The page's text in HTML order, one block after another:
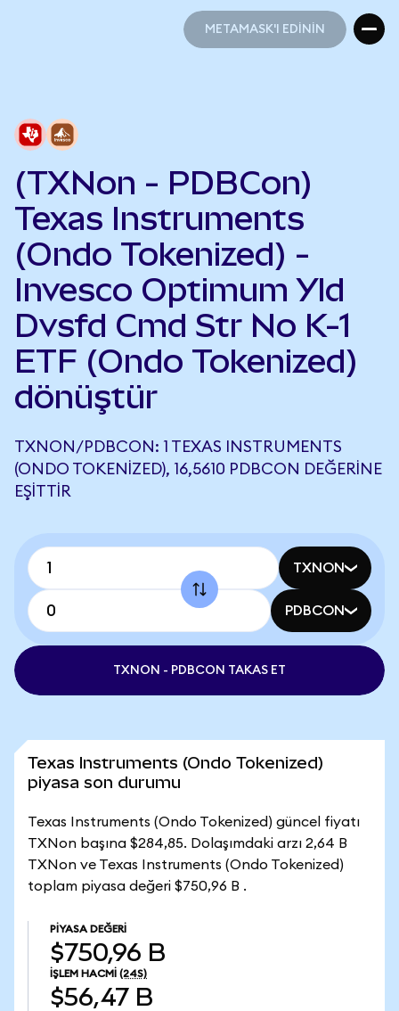
METAMASK'I EDİNİN
(TXNon - PDBCon)
Texas Instruments
(Ondo Tokenized) -
Invesco Optimum Yld
Dvsfd Cmd Str No K-1
ETF (Ondo Tokenized)
dönüştür
TXNON/PDBCON: 1 TEXAS INSTRUMENTS
(ONDO TOKENIZED), 16,5610 PDBCON DEĞERINE
EŞITTIR
TXNON
PDBCON
TXNON - PDBCON TAKAS ET
Texas Instruments (Ondo Tokenized)
piyasa son durumu
Texas Instruments (Ondo Tokenized) güncel fiyatı
TXNon başına $284,85. Dolaşımdaki arzı 2,64 B
TXNon ve Texas Instruments (Ondo Tokenized)
toplam piyasa değeri $750,96 B .
PIYASA DEĞERI
$750,96 B
İŞLEM HACMI (24S)
$56,47 B